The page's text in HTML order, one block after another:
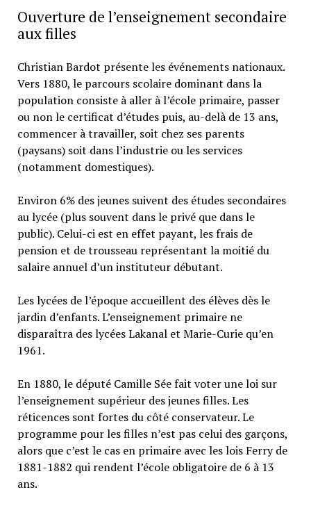
Ouverture de l’enseignement secondaire
aux filles
Christian Bardot présente les événements nationaux.
Vers 1880, le parcours scolaire dominant dans la
population consiste à aller à l’école primaire, passer
ou non le certificat d’études puis, au-delà de 13 ans,
commencer à travailler, soit chez ses parents
(paysans) soit dans l’industrie ou les services
(notamment domestiques).
Environ 6% des jeunes suivent des études secondaires
au lycée (plus souvent dans le privé que dans le
public). Celui-ci est en effet payant, les frais de
pension et de trousseau représentant la moitié du
salaire annuel d’un instituteur débutant.
Les lycées de l’époque accueillent des élèves dès le
jardin d’enfants. L’enseignement primaire ne
disparaîtra des lycées Lakanal et Marie-Curie qu’en
1961.
En 1880, le député Camille Sée fait voter une loi sur
l’enseignement supérieur des jeunes filles. Les
réticences sont fortes du côté conservateur. Le
programme pour les filles n’est pas celui des garçons,
alors que c’est le cas en primaire avec les lois Ferry de
1881-1882 qui rendent l’école obligatoire de 6 à 13
ans.